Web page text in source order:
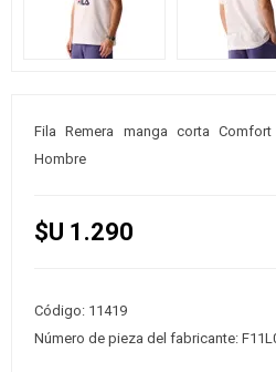
Fila Remera manga corta
Hombre
$U 1.290
Código: 11419
Número de pieza del fabricante: